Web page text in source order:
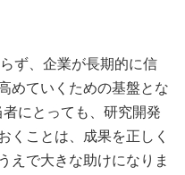
ず、企業が長期的に信
めていくための基盤とな
にとっても、研究開発
くことは、成果を正しく
えで大きな助けになりま